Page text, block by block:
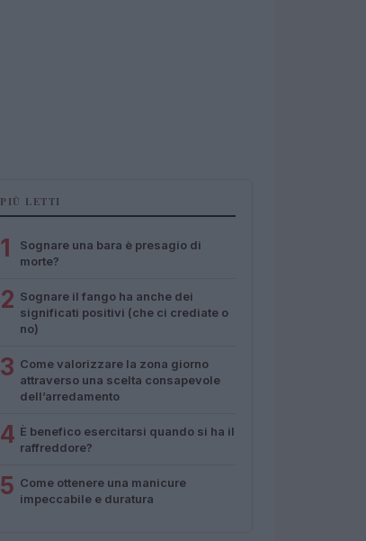
PIÙ LETTI
1
Sognare una bara è presagio di
morte?
2 Sognare il fango ha anche dei
significati positivi (che ci crediate o
no)
3 Come valorizzare la zona giorno
attraverso una scelta consapevole
dell’arredamento
4 È benefico esercitarsi quando si ha il
raffreddore?
5 Come ottenere una manicure
impeccabile e duratura